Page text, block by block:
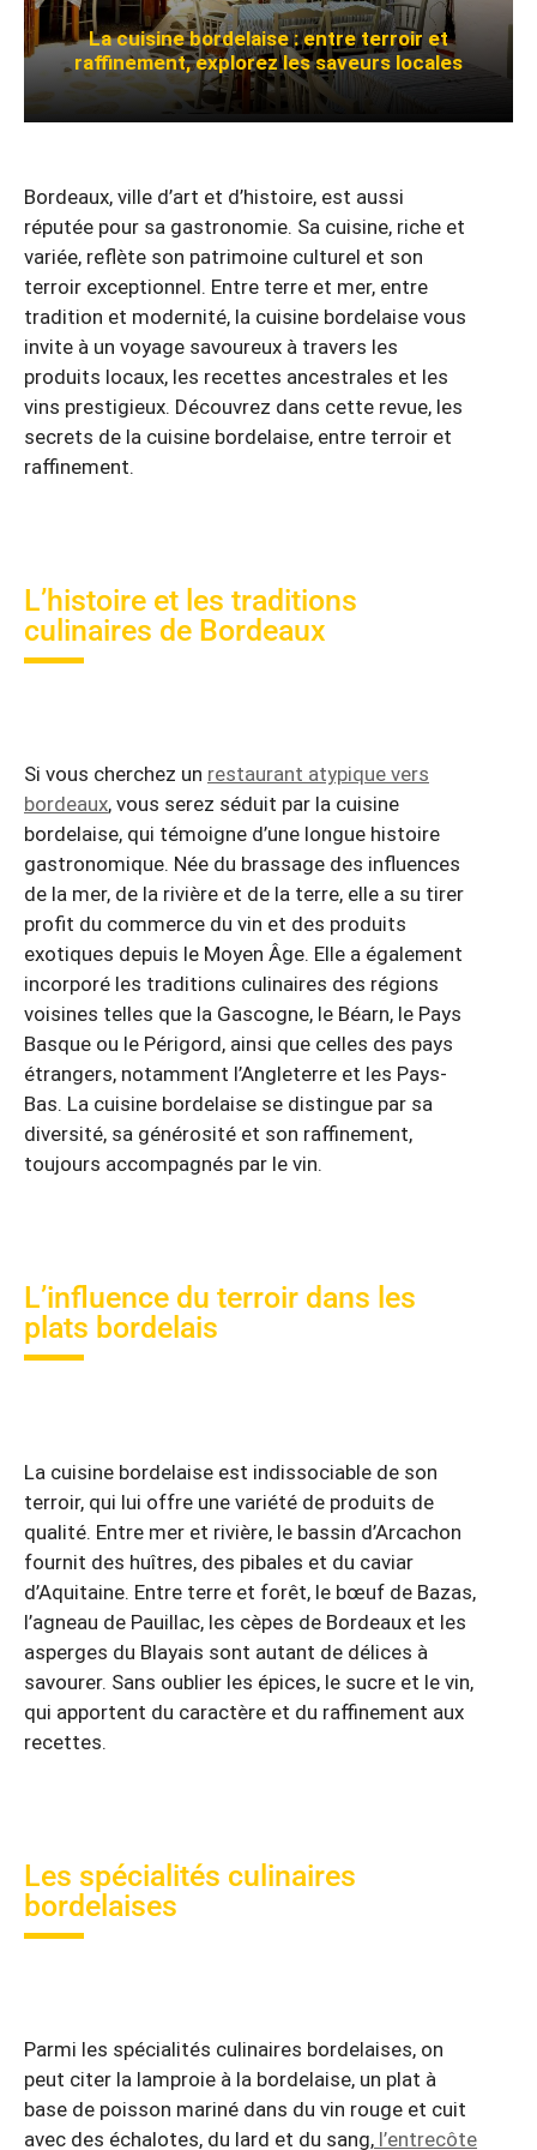
La cuisine bordelaise : entre terroir et
raffinement, explorez les saveurs locales
Bordeaux, ville d’art et d’histoire, est aussi
réputée pour sa gastronomie. Sa cuisine, riche et
variée, reflète son patrimoine culturel et son
terroir exceptionnel. Entre terre et mer, entre
tradition et modernité, la cuisine bordelaise vous
invite à un voyage savoureux à travers les
produits locaux, les recettes ancestrales et les
vins prestigieux. Découvrez dans cette revue, les
secrets de la cuisine bordelaise, entre terroir et
raffinement.
L’histoire et les traditions
culinaires de Bordeaux
Si vous cherchez un restaurant atypique vers
bordeaux, vous serez séduit par la cuisine
bordelaise, qui témoigne d’une longue histoire
gastronomique. Née du brassage des influences
de la mer, de la rivière et de la terre, elle a su tirer
profit du commerce du vin et des produits
exotiques depuis le Moyen Âge. Elle a également
incorporé les traditions culinaires des régions
voisines telles que la Gascogne, le Béarn, le Pays
Basque ou le Périgord, ainsi que celles des pays
étrangers, notamment l’Angleterre et les Pays-
Bas. La cuisine bordelaise se distingue par sa
diversité, sa générosité et son raffinement,
toujours accompagnés par le vin.
L’influence du terroir dans les
plats bordelais
La cuisine bordelaise est indissociable de son
terroir, qui lui offre une variété de produits de
qualité. Entre mer et rivière, le bassin d’Arcachon
fournit des huîtres, des pibales et du caviar
d’Aquitaine. Entre terre et forêt, le bœuf de Bazas,
l’agneau de Pauillac, les cèpes de Bordeaux et les
asperges du Blayais sont autant de délices à
savourer. Sans oublier les épices, le sucre et le vin,
qui apportent du caractère et du raffinement aux
recettes.
Les spécialités culinaires
bordelaises
Parmi les spécialités culinaires bordelaises, on
peut citer la lamproie à la bordelaise, un plat à
base de poisson mariné dans du vin rouge et cuit
avec des échalotes, du lard et du sang, l’entrecôte